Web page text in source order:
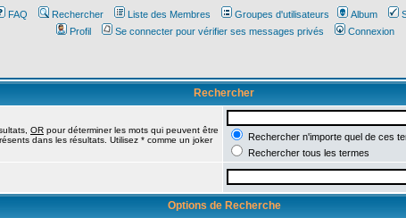
FAQ Rechercher Liste des Membres Groupes d'utilisateurs Album
Profil
Se connecter pour vérifier ses messages privés Connexion
Rechercher
OR pour déterminer les mots qui peuvent être
dans les résultats. Utilisez * comme un joker
Rechercher n'importe quel de ces
Rechercher tous les termes
Options de Recherche